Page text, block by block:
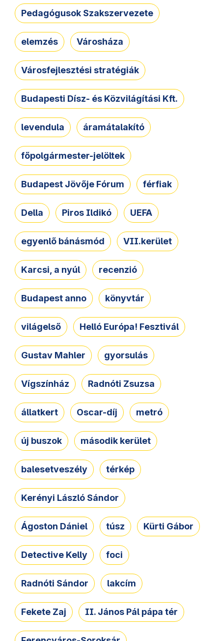
Pedagógusok Szakszervezete
elemzés Városháza
Városfejlesztési stratégiák
Budapesti Dísz- és Közvilágítási Kft.
levendula áramátalakító
főpolgármester-jelöltek
Budapest Jövője Fórum férfiak
Della Piros Ildikó UEFA
egyenlő bánásmód VII.kerület
Karcsi, a nyúl recenzió
Budapest anno könyvtár
világelső Helló Európa! Fesztivál
Gustav Mahler gyorsulás
Vígszínház Radnóti Zsuzsa
állatkert Oscar-díj metró
új buszok második kerület
balesetveszély térkép
Kerényi László Sándor
Ágoston Dániel túsz Kürti Gábor
Detective Kelly foci
Radnóti Sándor lakcím
Fekete Zaj II. János Pál pápa tér